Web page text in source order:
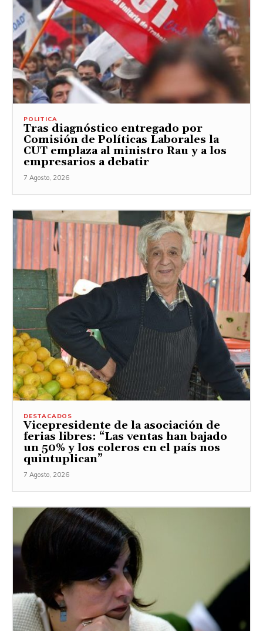
POLITICA
Tras diagnóstico entregado por
Comisión de Políticas Laborales la
CUT emplaza al ministro Rau y a los
empresarios a debatir
7 Agosto, 2026
DESTACADOS
Vicepresidente de la asociación de
ferias libres: “Las ventas han bajado
un 50% y los coleros en el país nos
quintuplican”
7 Agosto, 2026